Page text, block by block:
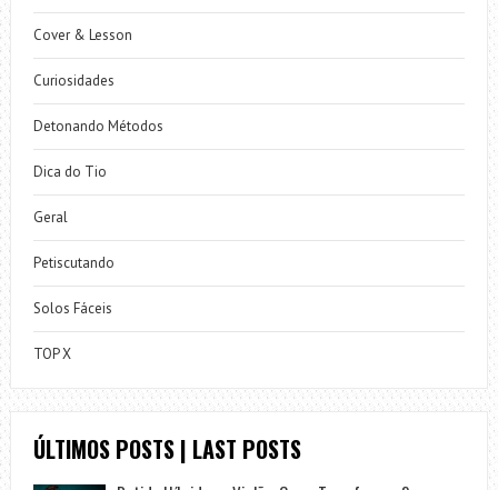
Cover & Lesson
Curiosidades
Detonando Métodos
Dica do Tio
Geral
Petiscutando
Solos Fáceis
TOP X
ÚLTIMOS POSTS | LAST POSTS